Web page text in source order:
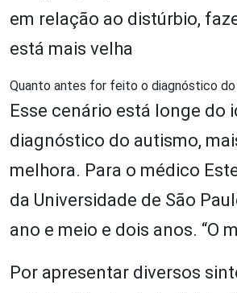
em relação ao distúrbio,
está mais velha
Quanto antes for feito o diagnóstico
Esse cenário está longe
diagnóstico do autismo,
melhora. Para o médico
da Universidade de São
ano e meio e dois anos. “O
Por apresentar diversos